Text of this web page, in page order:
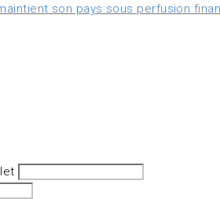
son pays sous perfusion